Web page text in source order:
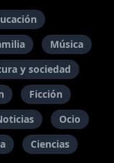
Música
y sociedad
Ficción
Ocio
Ciencias